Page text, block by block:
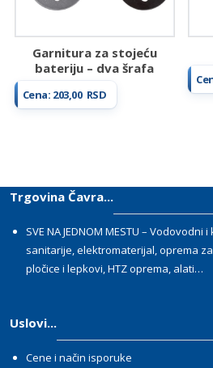
Garnitura za stojeću
bateriju – dva šrafa
Cena: 203,00 RSD
Trgovina Čavra...
SVE NA JEDNOM MESTU –
sanitarije, elektromaterijal, oprema
pločice i lepkovi, HTZ oprema, alati…
Uslovi...
Cene i način isporuke